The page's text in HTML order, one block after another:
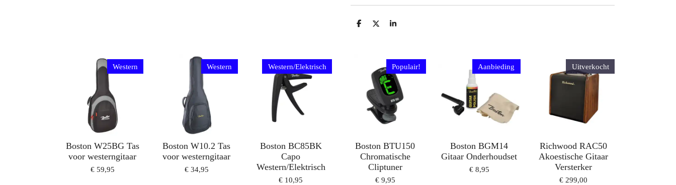
D
D
S
Western
Boston W25BG Tas
voor westerngitaar
€ 59,95
Western
Boston W10.2 Tas
voor westerngitaar
€ 34,95
Western/Elektrisch
Boston BC85BK
Capo
Western/Elektrisch
€ 10,95
Populair!
Boston BTU150
Chromatische
Cliptuner
€ 9,95
Aanbieding
Boston BGM14
Gitaar Onderhoudset
€ 8,95
Uitverkocht
Richwood RAC50
Akoestische Gitaar
Versterker
€ 299,00